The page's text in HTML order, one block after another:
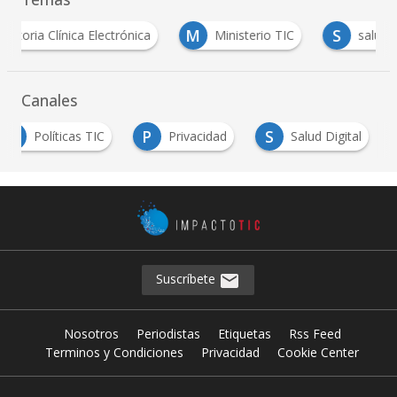
Clínica Electrónica Ministerio TIC salud
Canales
Políticas TIC P Privacidad S Salud Digital
Suscríbete
Nosotros Periodistas Etiquetas
Rss Feed
Terminos y Condiciones
Privacidad Cookie Center